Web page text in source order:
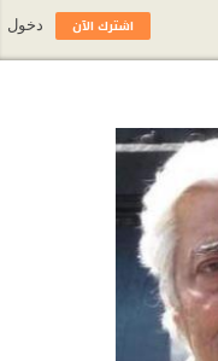
اشترك الآن دخول